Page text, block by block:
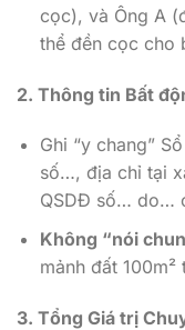
cọc), và Ông A
thể đền cọc cho
2. Thông tin Bất
Ghi “y chang”
số…, địa chỉ tại
QSDĐ số… do…
Không “nói
mảnh đất 100m²
3. Tổng Giá trị